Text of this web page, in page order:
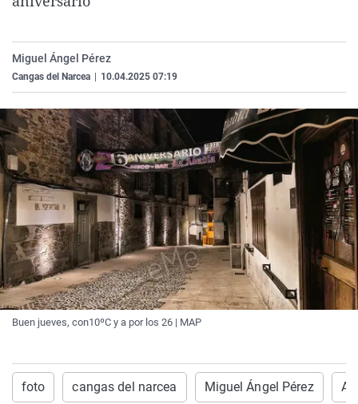
Gente viajera
Retornados
Operación Viuda
Galicia
Navarra
País Vasco
Televisión
Miguel Ángel Pérez
Cangas del Narcea 10.04.2025 07:19
Buen jueves, con10ºC y a por los 26 | MAP
foto cangas del narcea Miguel Ángel Pérez